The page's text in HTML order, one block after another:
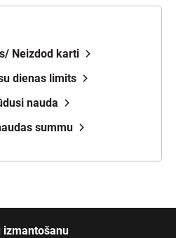
Neizdod karti
dienas limits
nauda
summu
izmantošanu